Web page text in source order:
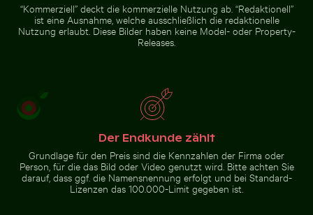
Bunter Blumenstrauß
Zur Stock-Kollektion
“Kommerziell” deckt die kommerzielle Nutzung ab. “Redaktionell”
ist eine Ausnahme, welche ausschließlich die redaktionelle
Nutzung erlaubt. Diese Bilder haben keine Model- oder Property-
Releases.
Der Endkunde zählt
Grundlage für den Preis sind die Kennzahlen der Firma oder
Person, für die das Bild oder Video genutzt wird. Bitte achten Sie
darauf, dass ggf. die Namensnennung erfolgt und bei Standard-
Lizenzen das 100.000-Limit gegeben ist.